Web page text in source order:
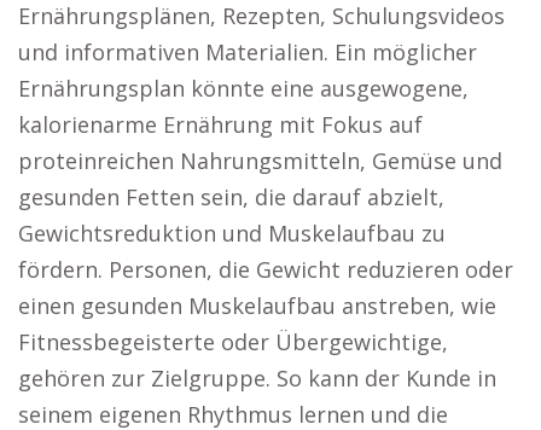
Ernährungsplänen, Rezepten, Schulungsvideos
und informativen Materialien. Ein möglicher
Ernährungsplan könnte eine ausgewogene,
kalorienarme Ernährung mit Fokus auf
proteinreichen Nahrungsmitteln, Gemüse und
gesunden Fetten sein, die darauf abzielt,
Gewichtsreduktion und Muskelaufbau zu
fördern. Personen, die Gewicht reduzieren oder
einen gesunden Muskelaufbau anstreben, wie
Fitnessbegeisterte oder Übergewichtige,
gehören zur Zielgruppe. So kann der Kunde in
seinem eigenen Rhythmus lernen und die